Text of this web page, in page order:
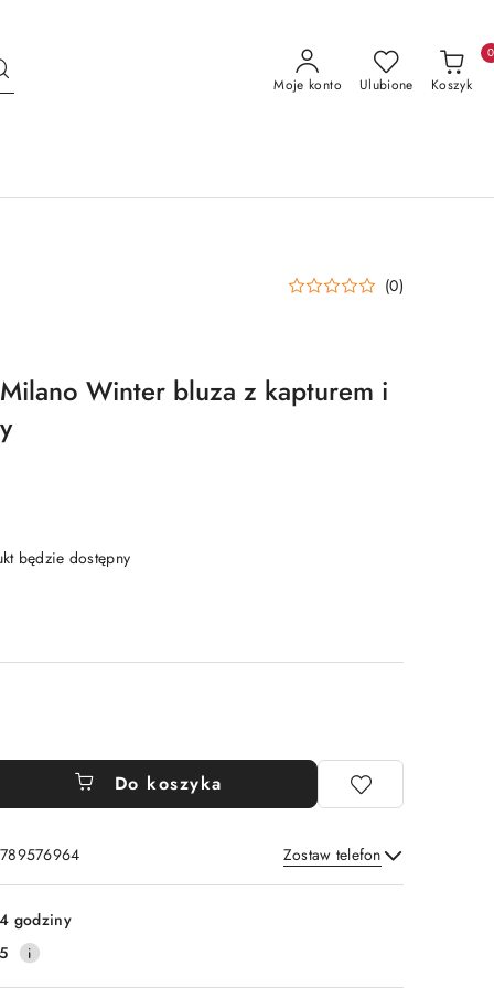
Moje konto Ulubione Koszyk
0
(0)
Winter bluza z kapturem i
będzie dostępny
Do koszyka
Zostaw telefon
Wyślij
godziny